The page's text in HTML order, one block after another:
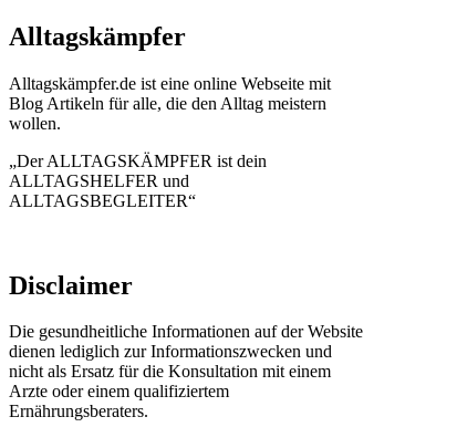
Alltagskämpfer
Alltagskämpfer.de ist eine online Webseite mit
Blog Artikeln für alle, die den Alltag meistern
wollen.
„Der ALLTAGSKÄMPFER ist dein
ALLTAGSHELFER und
ALLTAGSBEGLEITER“
Disclaimer
Die gesundheitliche Informationen auf der Website
dienen lediglich zur Informationszwecken und
nicht als Ersatz für die Konsultation mit einem
Arzte oder einem qualifiziertem
Ernährungsberaters.